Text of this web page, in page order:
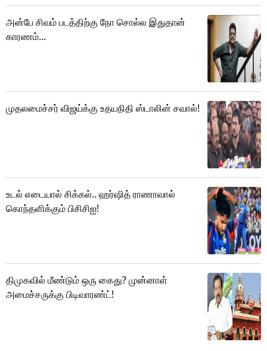
அன்பே சிவம் படத்திற்கு நோ சொல்ல இதுதான்
காரணம்...
முதலமைச்சர் விஜய்க்கு உதயநிதி ஸ்டாலின் சவால்!
உடல் எடையால் சிக்கல்.. ஹர்ஷித் ராணாவால்
கொந்தளிக்கும் பிசிசிஐ!
திமுகவில் மீண்டும் ஒரு கைது? முன்னாள்
அமைச்சருக்கு பிடிவாரண்ட்!